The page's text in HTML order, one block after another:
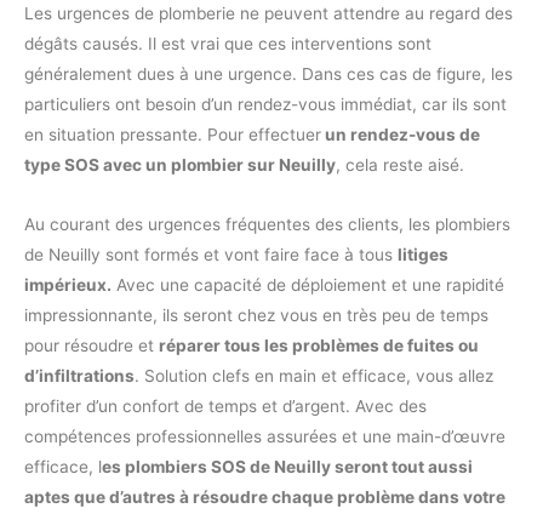
Les urgences de plomberie ne peuvent attendre au regard des
dégâts causés. Il est vrai que ces interventions sont
généralement dues à une urgence. Dans ces cas de figure, les
particuliers ont besoin d’un rendez-vous immédiat, car ils sont
en situation pressante. Pour effectuerun rendez-vous de
type SOS avec un plombier sur Neuilly, cela reste aisé.
Au courant des urgences fréquentes des clients, les plombiers
de Neuilly sont formés et vont faire face à tous litiges
impérieux. Avec une capacité de déploiement et une rapidité
impressionnante, ils seront chez vous en très peu de temps
pour résoudre et réparer tous les problèmes de fuites ou
d’infiltrations. Solution clefs en main et efficace, vous allez
profiter d’un confort de temps et d’argent. Avec des
compétences professionnelles assurées et une main-d’œuvre
efficace, les plombiers SOS de Neuilly seront tout aussi
aptes que d’autres à résoudre chaque problème dans votre